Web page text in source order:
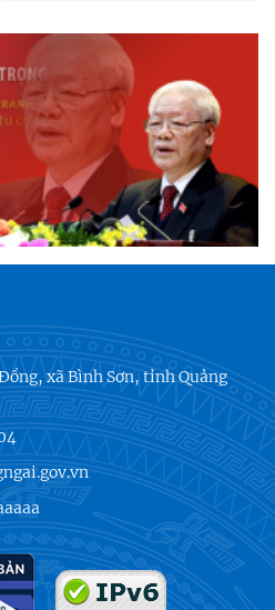
xã Bình Sơn, tỉnh Quảng